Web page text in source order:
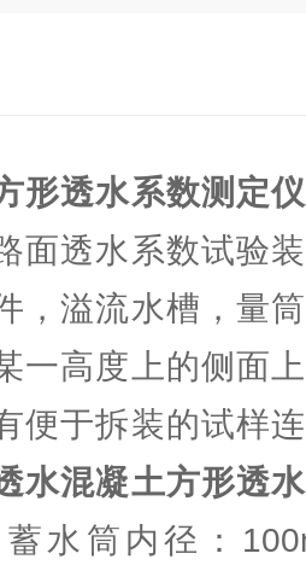
形透水系数测定仪
面透水系数试验
，溢流水槽，量
一高度上的侧面
便于拆装的试样
水混凝土方形透
水筒内径：